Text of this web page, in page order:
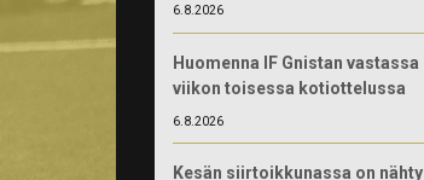
6.8.2026
Huomenna IF Gnistan vastassa
viikon toisessa kotiottelussa
6.8.2026
Kesän siirtoikkunassa on nähty